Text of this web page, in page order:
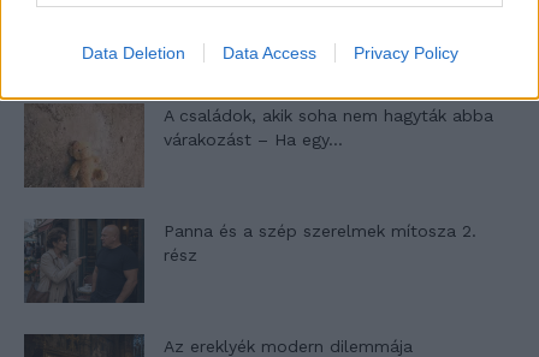
Data Deletion Data Access Privacy Policy
A családok, akik soha nem hagyták abba
várakozást – Ha egy...
Panna és a szép szerelmek mítosza 2.
rész
Az ereklyék modern dilemmája